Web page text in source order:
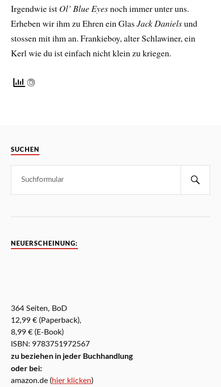
Irgendwie ist Ol’ Blue Eyesnoch immer unter uns.
Erheben wir ihm zu Ehren ein GlasJack Danielsund
stossen mit ihm an. Frankieboy, alter Schlawiner, ein
Kerl wie du ist einfach nicht klein zu kriegen.
SUCHEN
NEUERSCHEINUNG:
364 Seiten, BoD
12,99 € (Paperback),
8,99 € (E-Book)
ISBN: 9783751972567
zu beziehen in jeder Buchhandlung
oder bei:
amazon.de (hier klicken)